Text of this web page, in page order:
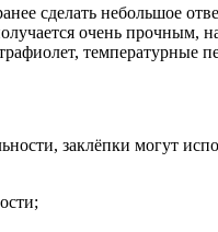
сделать небольшое
очень
температурные
заклёпки могут